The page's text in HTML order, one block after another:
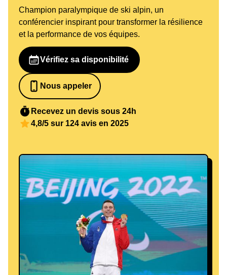
Champion paralympique de ski alpin, un
conférencier inspirant pour transformer la résilience
et la performance de vos équipes.
Vérifiez sa disponibilité
Nous appeler
0652698481
Recevez un devis sous 24h
4,8/5 sur 124 avis en 2025